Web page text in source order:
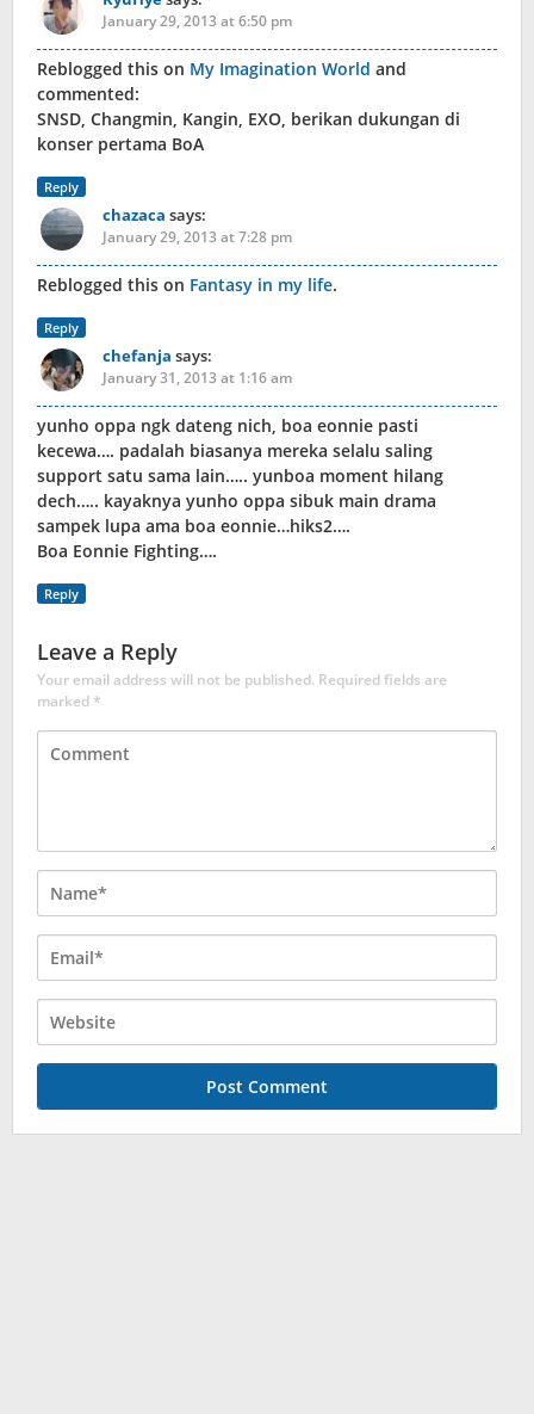
January 29, 2013 at 6:50 pm
Reblogged this on My Imagination World and
commented:
SNSD, Changmin, Kangin, EXO, berikan dukungan di
konser pertama BoA
Reply
chazaca says:
January 29, 2013 at 7:28 pm
Reblogged this on Fantasy in my life.
Reply
chefanja says:
January 31, 2013 at 1:16 am
yunho oppa ngk dateng nich, boa eonnie pasti
kecewa…. padalah biasanya mereka selalu saling
support satu sama lain….. yunboa moment hilang
dech….. kayaknya yunho oppa sibuk main drama
sampek lupa ama boa eonnie…hiks2….
Boa Eonnie Fighting….
Reply
Leave a Reply
Your email address will not be published. Required fields are
marked*